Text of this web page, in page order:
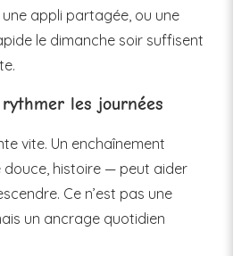
appli partagée, ou une
le dimanche soir suffisent
les journées
vite. Un enchaînement
douce, histoire — peut aider
Ce n’est pas une
un ancrage quotidien